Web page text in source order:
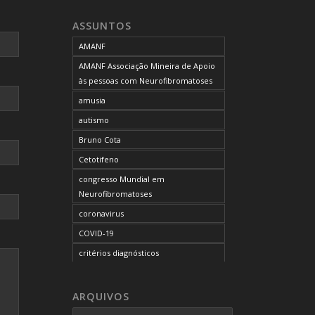
neurofibromatose do tipo 2
neurofibromatoses
OCUPAÇÃO DO BLOG
onde tratar
problemas comportamentais
reunião mensal da AMANF
selumetinibe
Sem categoria
SUS
TDAH
tratamento
periférico
ASSUNTOS
AMANF
AMANF Associação Mineira de Apoio
às pessoas com Neurofibromatoses
amusia
autismo
Bruno Cota
Cetotifeno
congresso Mundial em
Neurofibromatoses
coronavirus
COVID-19
critérios diagnósticos
curso de capacitação
ARQUIVOS